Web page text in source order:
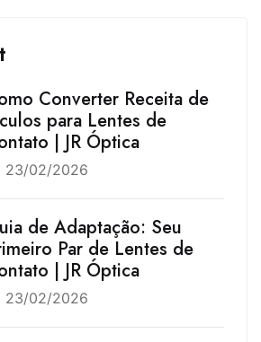
Converter Receita de
para Lentes de
| JR Óptica
23/02/2026
de Adaptação: Seu
Par de Lentes de
| JR Óptica
23/02/2026